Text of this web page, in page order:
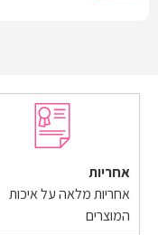
אחריות
אחריות מלאה על איכות
המוצרים